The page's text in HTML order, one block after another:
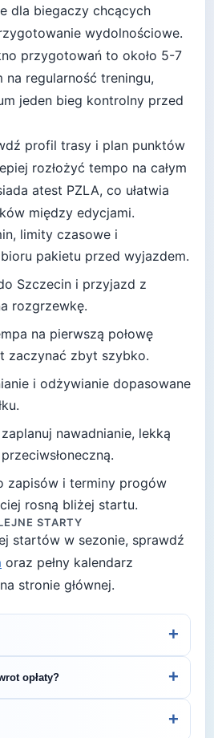
dla biegaczy chcących
wydolnościowe.
przygotowań to około 5-7
na regularność treningu,
jeden bieg kontrolny przed
profil trasy i plan punktów
rozłożyć tempo na całym
atest PZLA, co ułatwia
między edycjami.
limity czasowe i
pakietu przed wyjazdem.
Szczecin i przyjazd z
rozgrzewkę.
na pierwszą połowę
zaczynać zbyt szybko.
i odżywianie dopasowane
nawadnianie, lekką
.
zapisów i terminy progów
rosną bliżej startu.
STARTY
startów w sezonie, sprawdź
oraz pełny kalendarz
stronie głównej.
+
z formularzem
opłaty? +
się z
+